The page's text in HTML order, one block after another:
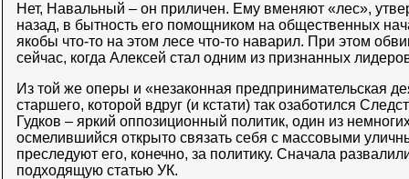
Нет, Навальный – он приличен. Ему вменяют «лес»,
назад, в бытность его помощником на общественных
якобы что-то на этом лесе что-то наварил. При этом
сейчас, когда Алексей стал одним из признанных
Из той же оперы и «незаконная предпринимательская
старшего, которой вдруг (и кстати) так озаботился
Гудков – яркий оппозиционный политик, один из
осмелившийся открыто связать себя с массовыми
преследуют его, конечно, за политику. Сначала
подходящую статью УК.